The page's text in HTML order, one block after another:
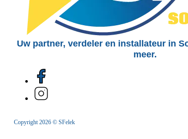
Uw partner, verdeler en installateur in
meer.
Copyright 2026 © SFelek